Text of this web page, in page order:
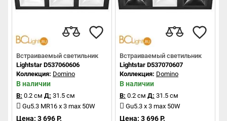
Встраиваемый светильник
Lightstar D537060606
Коллекция: Domino
В наличии
В: 0.2 см Д: 31.5 см
Gu5.3 MR16 x 3 max 50W
Цена: 3 696 Р.
Встраиваемый светильник
Lightstar D537070607
Коллекция: Domino
В наличии
В: 0.2 см Д: 31.5 см
Gu5.3 x 3 max 50W
Цена: 3 696 Р.